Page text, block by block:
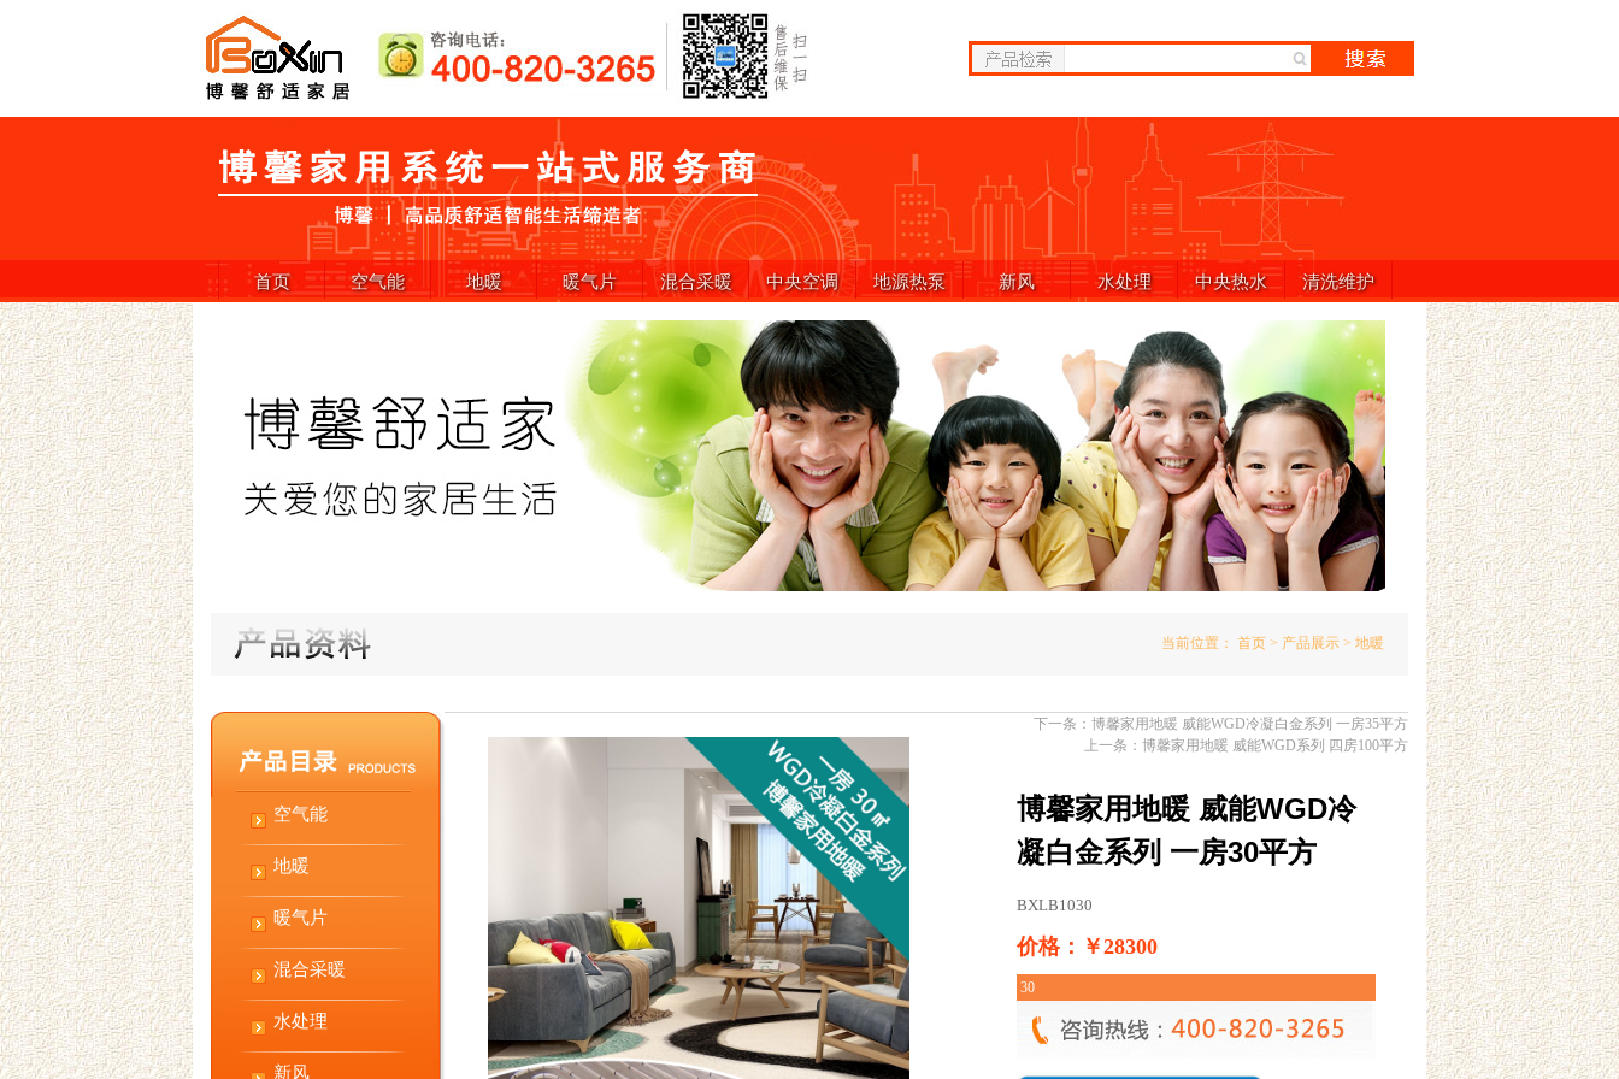
首页 空气能 地暖 暖气片 混合采暖 中央空调 地源热泵 新风 水处理 中央热水 清洗维护
当前位置： 首页 > 产品展示 > 地暖
空气能
地暖
暖气片
混合采暖
水处理
新风
下一条： 博馨家用地暖 威能WGD冷凝白金系列 一房35平方
上一条： 博馨家用地暖 威能WGD系列 四房100平方
博馨家用地暖 威能WGD冷
凝白金系列 一房30平方
BXLB1030
价格：￥28300
30